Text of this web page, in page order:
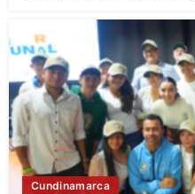
Cundinamarca